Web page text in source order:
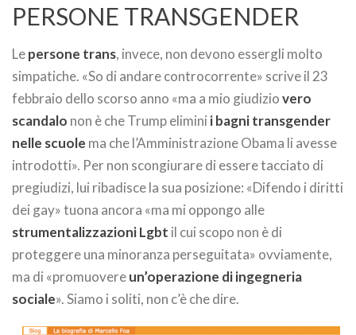
PERSONE TRANSGENDER
Lepersone trans, invece, non devono essergli molto
simpatiche. «So di andare controcorrente» scrive il 23
febbraio dello scorso anno «ma a mio giudiziovero
scandalo non è che Trump elimini i bagni transgender
nelle scuole ma che l’Amministrazione Obama li avesse
introdotti». Per non scongiurare di essere tacciato di
pregiudizi, lui ribadisce la sua posizione: «Difendo i diritti
dei gay» tuona ancora «ma mi oppongo alle
strumentalizzazioni Lgbt il cui scopo non è di
proteggere una minoranza perseguitata» ovviamente,
ma di «promuovereun’operazione di ingegneria
sociale». Siamo i soliti, non c’è che dire.